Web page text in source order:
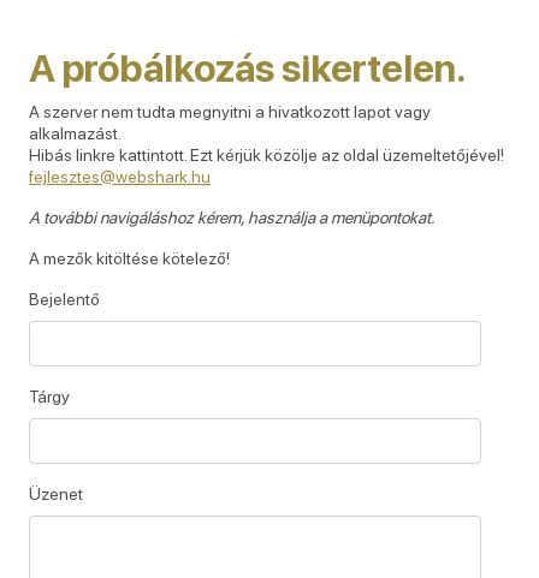
A próbálkozás sikertelen.
A szerver nem tudta megnyitni a hivatkozott lapot vagy
alkalmazást.
Hibás linkre kattintott. Ezt kérjük közölje az oldal üzemeltetőjével!
fejlesztes@webshark.hu
A további navigáláshoz kérem, használja a menüpontokat.
A mezők kitöltése kötelező!
Bejelentő
Tárgy
Üzenet